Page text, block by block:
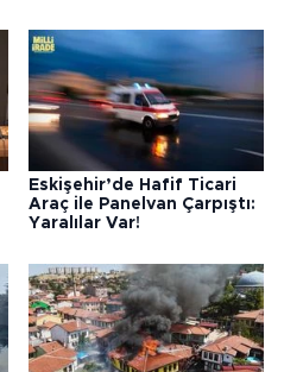
Eskişehir’de Hafif Ticari
Araç ile Panelvan Çarpıştı:
Yaralılar Var!